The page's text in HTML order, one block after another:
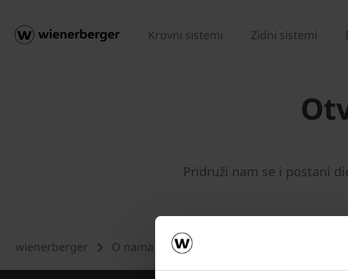
Krovni sistemi Zidni sistemi
Pridruži nam se i postani
wienerberger O nama Ljudski potencijali